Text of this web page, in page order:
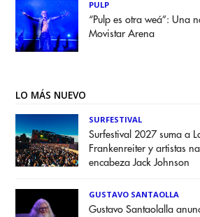
PULP
“Pulp es otra weá”: Una
Movistar Arena
LO MÁS NUEVO
SURFESTIVAL
Surfestival 2027 suma a
Frankenreiter y artistas
encabeza Jack Johnson
GUSTAVO SANTAOLLA
Gustavo Santaolalla